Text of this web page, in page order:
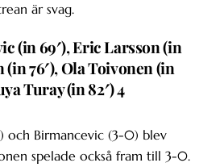
är svag.
(in 69′), Eric Larsson (in
(in 76′), Ola Toivonen (in
Turay (in 82′) 4
och Birmancevic (3-0) blev
spelade också fram till 3-0.